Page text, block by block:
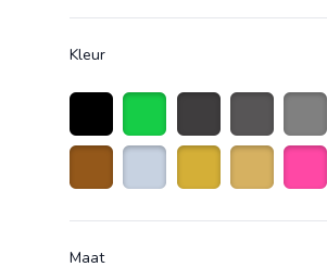
Kleur
Zwart Groen DonkergrijsAntraciet grijs
Grijs
Maat